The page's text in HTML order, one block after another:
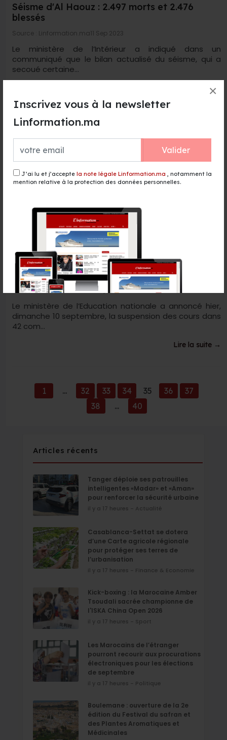
Inscrivez vous à la newsletter
Linformation.ma
Valider
J’ai lu et j’accepte la note légale Linformation.ma , notamment la
mention relative à la protection des données personnelles.
×
Séisme d'Al Haouz : 2.497 morts et 2.476
blessés
Source : Linformation.ma11 Sep 2023
Le ministère de l’Intérieur a indiqué dans un
communiqué que le bilan actualisé du séisme, qui a
secoué certaine...
Lire la suite →
Séisme : le ministère de l’éducation suspend
les cours dans les communes et douars
sinistrés
Source : Linformation.ma11 Sep 2023
Le ministère de l’Education nationale a annoncé hier,
dimanche 10 septembre, la suspension des cours dans
42 com...
Lire la suite →
1 ... 32 33 34 35 36
37
38
... 40
Articles récents
Tanger déploie ses patrouilles
intelligentes «Madar» et «Aman»
pour renforcer la sécurité urbaine
il y a 17 heures - Actualité
Casablanca-Settat se dotera
d’une Carte agricole régionale
pour protéger ses terres de
l’urbanisation
il y a 17 heures - Finance & Economie
Kick-boxing : la Marocaine Amber
Tsoudali sacrée championne de
l'ISKA China Open 2026
il y a 17 heures - Sport
Les Marocains de l’étranger
pourront recourir aux procurations
électroniques pour les élections
de septembre
il y a 17 heures - Politique
Boulemane : ouverture de la 2e
édition du Festival du safran et
des Plantes Aromatiques et
Médicinales